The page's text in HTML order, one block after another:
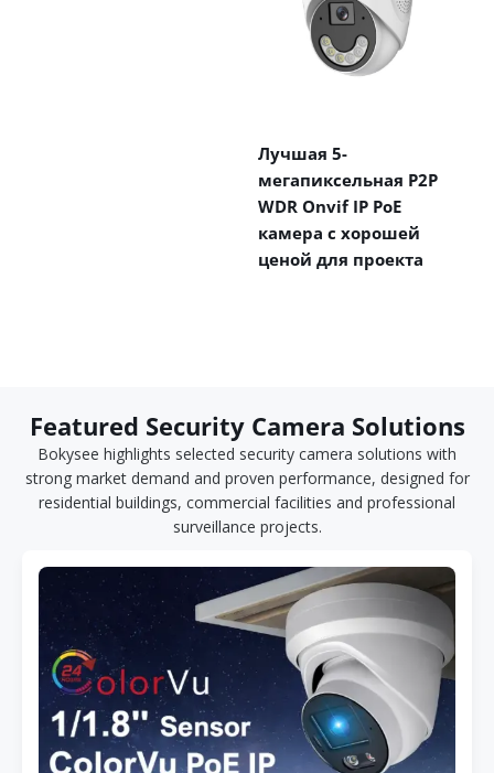
Лучшая 5-
мегапиксельная P2P
WDR Onvif IP PoE
камера с хорошей
ценой для проекта
Featured Security Camera Solutions
Bokysee highlights selected security camera solutions with
strong market demand and proven performance, designed for
residential buildings, commercial facilities and professional
surveillance projects.